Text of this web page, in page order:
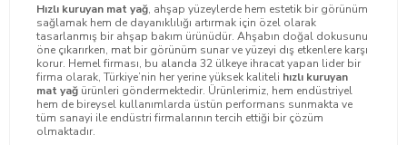
Hızlı kuruyan mat yağ, ahşap yüzeylerde hem estetik bir görünüm
sağlamak hem de dayanıklılığı artırmak için özel olarak
tasarlanmış bir ahşap bakım ürünüdür. Ahşabın doğal dokusunu
öne çıkarırken, mat bir görünüm sunar ve yüzeyi dış etkenlere karşı
korur. Hemel firması, bu alanda 32 ülkeye ihracat yapan lider bir
firma olarak, Türkiye’nin her yerine yüksek kaliteli hızlı kuruyan
mat yağ ürünleri göndermektedir. Ürünlerimiz, hem endüstriyel
hem de bireysel kullanımlarda üstün performans sunmakta ve
tüm sanayi ile endüstri firmalarının tercih ettiği bir çözüm
olmaktadır.